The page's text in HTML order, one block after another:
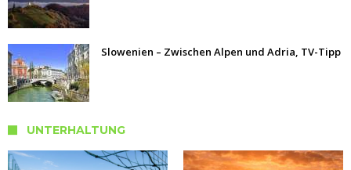
Slowenien – Zwischen Alpen und Adria, TV-Tipp
UNTERHALTUNG